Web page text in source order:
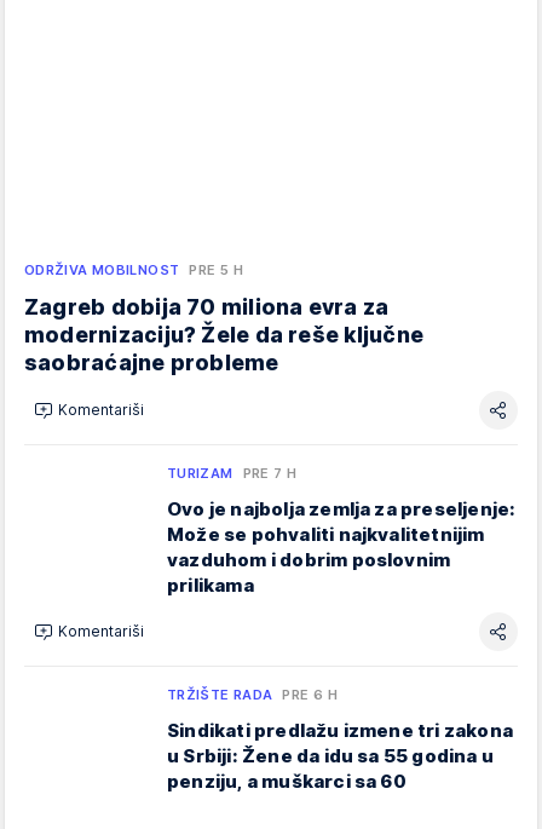
ODRŽIVA MOBILNOST PRE 5 H
Zagreb dobija 70 miliona evra za
modernizaciju? Žele da reše ključne
saobraćajne probleme
Komentariši
TURIZAM PRE 7 H
Ovo je najbolja zemlja za preseljenje:
Može se pohvaliti najkvalitetnijim
vazduhom i dobrim poslovnim
prilikama
Komentariši
TRŽIŠTE RADA PRE 6 H
Sindikati predlažu izmene tri zakona
u Srbiji: Žene da idu sa 55 godina u
penziju, a muškarci sa 60